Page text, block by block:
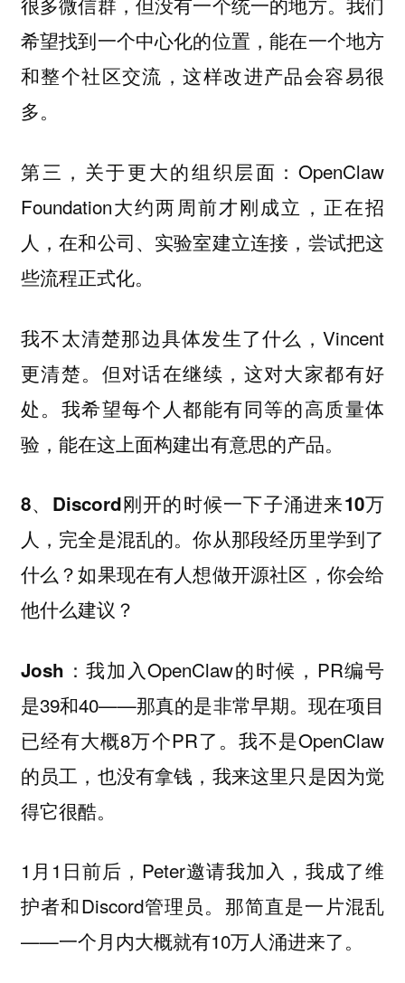
希望找到一个中心化的位置，能在一个地方
和整个社区交流，这样改进产品会容易很
多。
第三，关于更大的组织层面：OpenClaw
Foundation大约两周前才刚成立，正在招
人，在和公司、实验室建立连接，尝试把这
些流程正式化。
我不太清楚那边具体发生了什么，Vincent
更清楚。但对话在继续，这对大家都有好
处。我希望每个人都能有同等的高质量体
验，能在这上面构建出有意思的产品。
8、Discord刚开的时候一下子涌进来10万
人，完全是混乱的。你从那段经历里学到了
什么？如果现在有人想做开源社区，你会给
他什么建议？
Josh ：我加入OpenClaw的时候，PR编号
是39和40——那真的是非常早期。现在项目
已经有大概8万个PR了。我不是OpenClaw
的员工，也没有拿钱，我来这里只是因为觉
得它很酷。
1月1日前后，Peter邀请我加入，我成了维
护者和Discord管理员。那简直是一片混乱
——一个月内大概就有10万人涌进来了。